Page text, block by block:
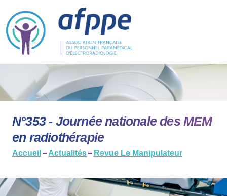
N°353 - Journée nationale des MEM
en radiothérapie
Accueil Actualités Revue Le Manipulateur